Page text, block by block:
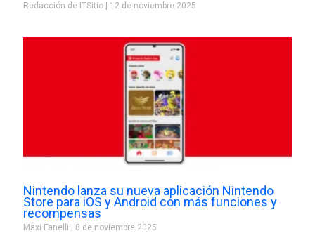
Redacción de ITSitio 12 de noviembre 2025
Nintendo lanza su nueva aplicación Nintendo
Store para iOS y Android con más funciones y
recompensas
Maxi Fanelli 8 de noviembre 2025